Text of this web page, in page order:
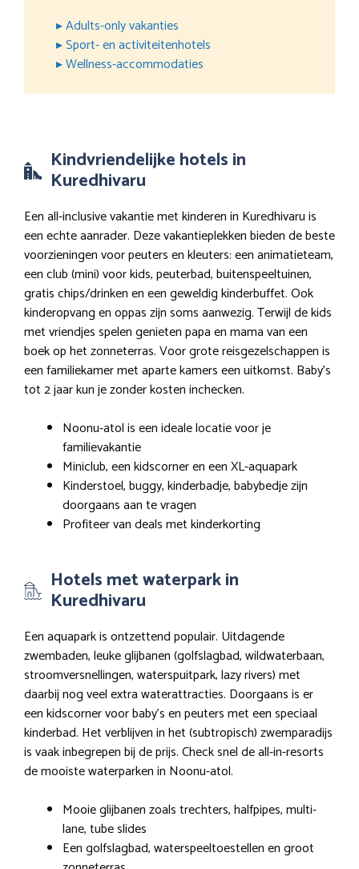
▸ Adults-only vakanties
▸ Sport- en activiteitenhotels
▸ Wellness-accommodaties
Kindvriendelijke hotels in
Kuredhivaru
Een all-inclusive vakantie met kinderen in Kuredhivaru is
een echte aanrader. Deze vakantieplekken bieden de beste
voorzieningen voor peuters en kleuters: een animatieteam,
een club (mini) voor kids, peuterbad, buitenspeeltuinen,
gratis chips/drinken en een geweldig kinderbuffet. Ook
kinderopvang en oppas zijn soms aanwezig. Terwijl de kids
met vriendjes spelen genieten papa en mama van een
boek op het zonneterras. Voor grote reisgezelschappen is
een familiekamer met aparte kamers een uitkomst. Baby’s
tot 2 jaar kun je zonder kosten inchecken.
Noonu-atol is een ideale locatie voor je
familievakantie
Miniclub, een kidscorner en een XL-aquapark
Kinderstoel, buggy, kinderbadje, babybedje zijn
doorgaans aan te vragen
Profiteer van deals met kinderkorting
Hotels met waterpark in
Kuredhivaru
Een aquapark is ontzettend populair. Uitdagende
zwembaden, leuke glijbanen (golfslagbad, wildwaterbaan,
stroomversnellingen, waterspuitpark, lazy rivers) met
daarbij nog veel extra waterattracties. Doorgaans is er
een kidscorner voor baby’s en peuters met een speciaal
kinderbad. Het verblijven in het (subtropisch) zwemparadijs
is vaak inbegrepen bij de prijs. Check snel de all-in-resorts
de mooiste waterparken in Noonu-atol.
Mooie glijbanen zoals trechters, halfpipes, multi-
lane, tube slides
Een golfslagbad, waterspeeltoestellen en groot